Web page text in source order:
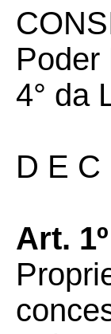
Poder
4° da
D E C
Art. 1º